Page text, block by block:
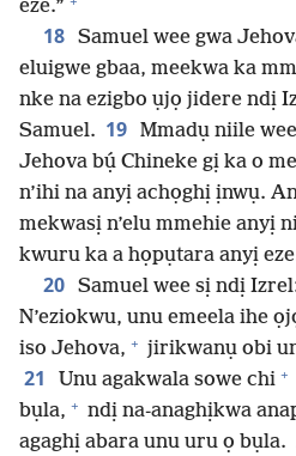
eze.”
18 Samuel wee gwa
eluigwe gbaa, meekwa ka
nke na ezigbo ụjọ jidere ndị
Samuel. 19 Mmadụ niile
Jehova bụ́ Chineke gị ka o
n’ihi na anyị achọghị ịnwụ.
mekwasị n’elu mmehie anyị
kwuru ka a họpụtara anyị
20 Samuel wee sị ndị
N’eziokwu, unu emeela ihe
iso Jehova, + jirikwanụ obi
21 Unu agakwala sowe chi +
bụla, + ndị na-anaghịkwa
agaghị abara unu uru ọ bụla.